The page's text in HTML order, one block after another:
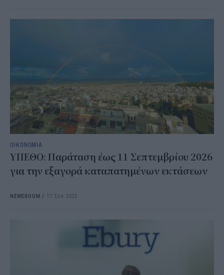
ΟΙΚΟΝΟΜΙΑ
ΥΠΕΘΟ: Παράταση έως 11 Σεπτεμβρίου 2026
για την εξαγορά καταπατημένων εκτάσεων
NEWSROOM / 17 Σεπ 2025